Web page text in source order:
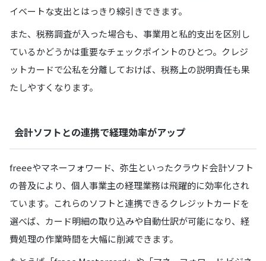
イベートな支出とはっきり線引きできます。
また、税務調査が入った場合も、事業用と私的支出を区別し
ているかどうかは重要なチェックポイントのひとつ。クレジ
ットカードで公私を分離しておけば、税務上の説明責任も果
たしやすくなります。
会計ソフトとの連携で経理効率がアップ
freeeやマネーフォワード、弥生といったクラウド会計ソフト
の普及により、個人事業主の経理業務は飛躍的に効率化され
ています。これらのソフトと連携できるクレジットカードを
選べば、カード明細の取り込みや自動仕訳が可能になり、経
費処理の作業時間を大幅に削減できます。